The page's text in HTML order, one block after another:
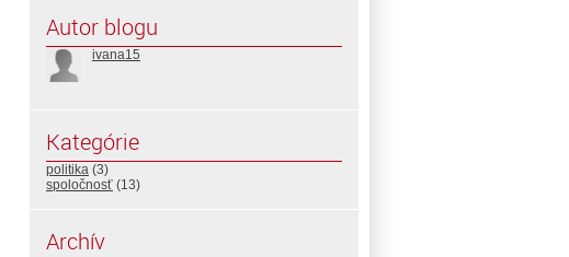
Autor blogu
ivana15
Kategórie
politika (3)
spoločnosť (13)
Archív